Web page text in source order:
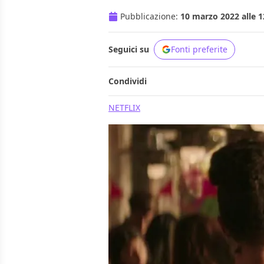
Pubblicazione: 10 marzo 2022 alle
Seguici su Fonti preferite
Condividi
NETFLIX